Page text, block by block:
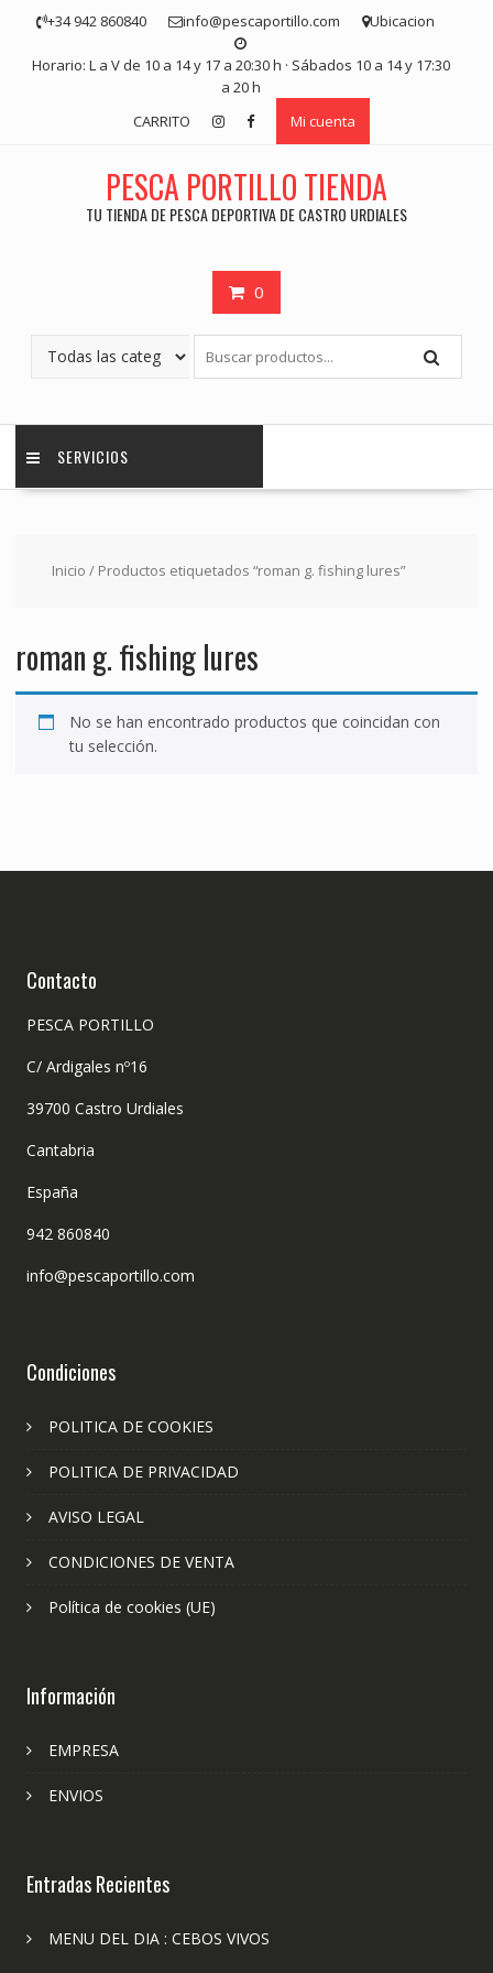
contenido
+34 942 860840 info@pescaportillo.com Ubicacion
Horario: L a V de 10 a 14 y 17 a 20:30 h · Sábados 10 a 14 y 17:30
a 20 h
CARRITO
Mi cuenta
PESCA PORTILLO TIENDA
TU TIENDA DE PESCA DEPORTIVA DE CASTRO URDIALES
0
SERVICIOS
Inicio / Productos etiquetados “roman g. fishing lures”
roman g. fishing lures
No se han encontrado productos que coincidan con
tu selección.
Contacto
PESCA PORTILLO
C/ Ardigales nº16
39700 Castro Urdiales
Cantabria
España
942 860840
info@pescaportillo.com
Condiciones
POLITICA DE COOKIES
POLITICA DE PRIVACIDAD
AVISO LEGAL
CONDICIONES DE VENTA
Política de cookies (UE)
Información
EMPRESA
ENVIOS
Entradas Recientes
MENU DEL DIA : CEBOS VIVOS